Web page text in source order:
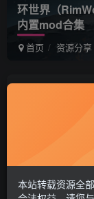
环世界（
内置mod合集
首页 资源分享
本站转载资源全